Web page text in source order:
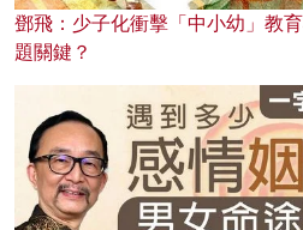
鄧飛：少子化衝擊「中小幼」教
題關鍵？